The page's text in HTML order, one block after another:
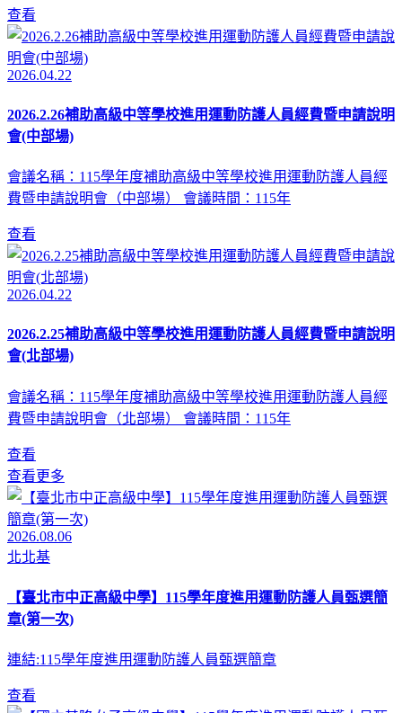
查看
2026.04.22
2026.2.26補助高級中等學校進用運動防護人員經費暨申請說明
會(中部場)
會議名稱：115學年度補助高級中等學校進用運動防護人員經
費暨申請說明會（中部場） 會議時間：115年
查看
2026.04.22
2026.2.25補助高級中等學校進用運動防護人員經費暨申請說明
會(北部場)
會議名稱：115學年度補助高級中等學校進用運動防護人員經
費暨申請說明會（北部場） 會議時間：115年
查看
查看更多
2026.08.06
北北基
【臺北市中正高級中學】115學年度進用運動防護人員甄選簡
章(第一次)
連結:115學年度進用運動防護人員甄選簡章
查看